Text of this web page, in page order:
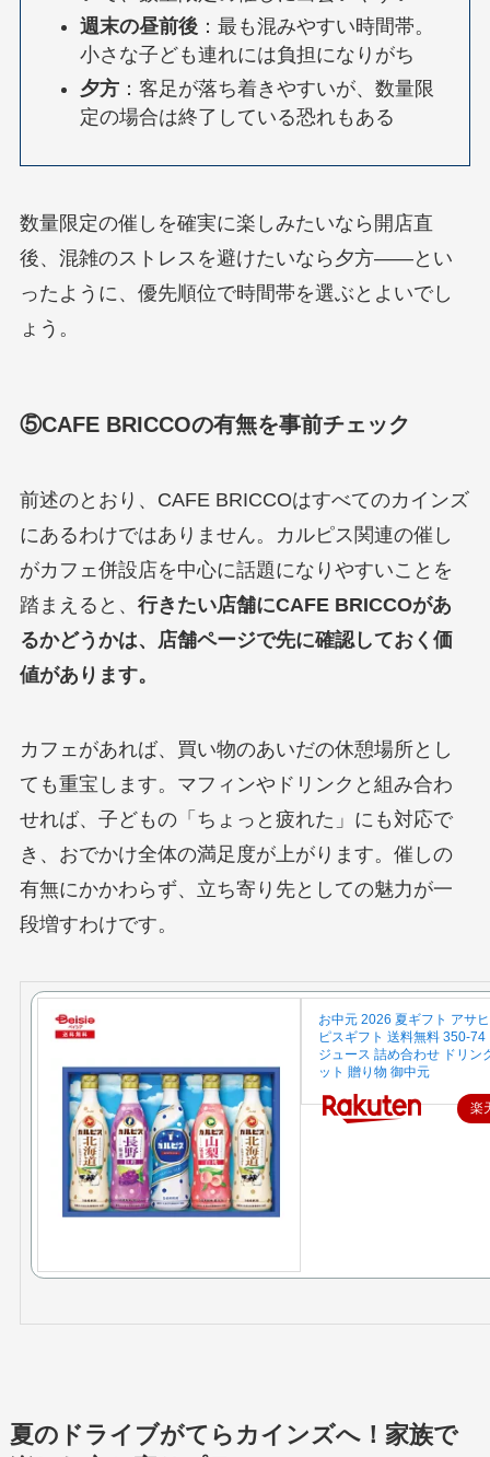
週末の昼前後：最も混みやすい時間帯。
小さな子ども連れには負担になりがち
夕方：客足が落ち着きやすいが、数量限
定の場合は終了している恐れもある
数量限定の催しを確実に楽しみたいなら開店直
後、混雑のストレスを避けたいなら夕方——とい
ったように、優先順位で時間帯を選ぶとよいでし
ょう。
⑤CAFE BRICCOの有無を事前チェック
前述のとおり、CAFE BRICCOはすべてのカインズ
にあるわけではありません。カルピス関連の催し
がカフェ併設店を中心に話題になりやすいことを
踏まえると、 行きたい店舗にCAFE BRICCOがあ
るかどうかは、店舗ページで先に確認しておく価
値があります。
カフェがあれば、買い物のあいだの休憩場所とし
ても重宝します。マフィンやドリンクと組み合わ
せれば、子どもの「ちょっと疲れた」にも対応で
き、おでかけ全体の満足度が上がります。催しの
有無にかかわらず、立ち寄り先としての魅力が一
段増すわけです。
お中元 2026 夏ギフト アサ
ピスギフト 送料無料 350-74
ジュース 詰め合わせ ドリン
ット 贈り物 御中元
楽
夏のドライブがてらカインズへ！家族で